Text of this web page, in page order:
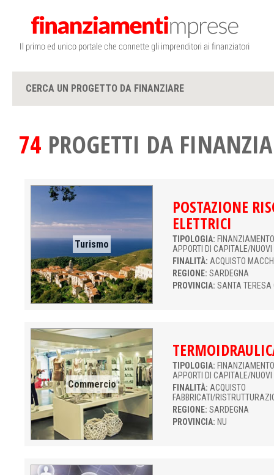
CERCA UN PROGETTO DA FINANZIARE
74 PROGETTI DA
Turismo
POSTAZIONE
ELETTRICI
TIPOLOGIA:
APPORTI DI CAPITALE/NUOVI
FINALITÀ: ACQUISTO
REGIONE: SARDEGNA
PROVINCIA: SANTA TERESA
Commercio
TIPOLOGIA:
APPORTI DI CAPITALE/NUOVI
FINALITÀ: ACQUISTO
FABBRICATI/
REGIONE: SARDEGNA
PROVINCIA: NU